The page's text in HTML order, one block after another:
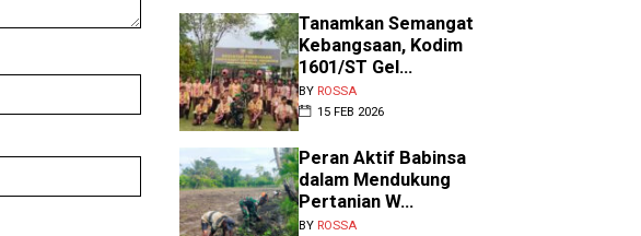
Tanamkan Semangat
Kebangsaan, Kodim
1601/ST Gel...
BY ROSSA
15 FEB 2026
Peran Aktif Babinsa
dalam Mendukung
Pertanian W...
BY ROSSA